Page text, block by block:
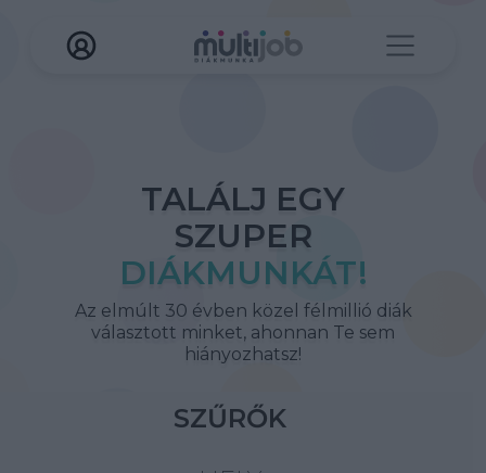
TALÁLJ EGY
SZUPER
DIÁKMUNKÁT!
Az elmúlt 30 évben közel félmillió diák
választott minket, ahonnan Te sem
hiányozhatsz!
SZŰRŐK